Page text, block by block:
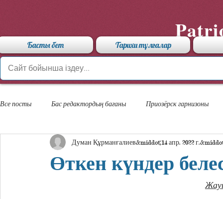
Басты бет Тарихи тұлғалар
Все посты Бас редактордың бағаны Приозёрск гарнизоны
«Арыстан» мамандандырылған лицейі
Өткен күндер
Думан Құрманғалиев 14 апр. 2022 г.